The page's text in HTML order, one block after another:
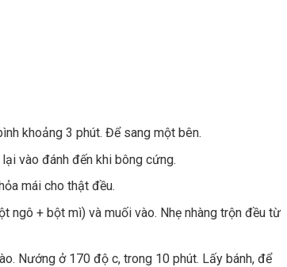
khoảng 3 phút. Để sang một bên.
vào đánh đến khi bông cứng.
mái cho thật đều.
ngô + bột mì) và muối vào. Nhẹ nhàng trộn đều từ
Nướng ở 170 độ c, trong 10 phút. Lấy bánh, để